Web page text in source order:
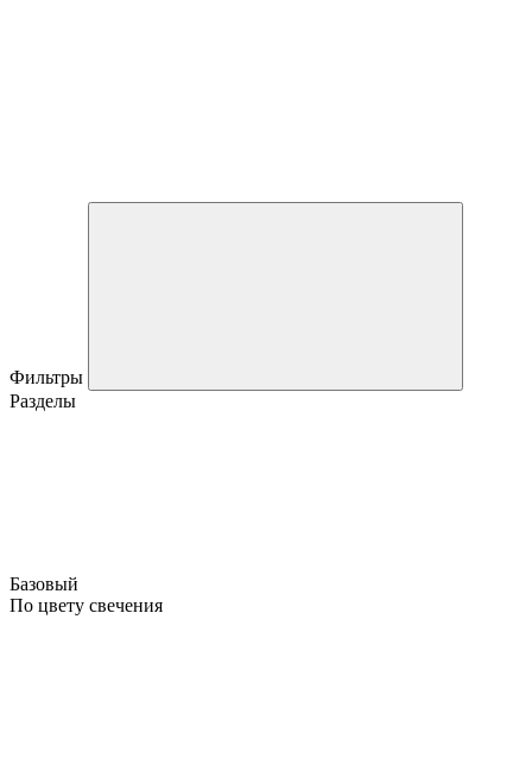
Фильтры
Разделы
Базовый
По цвету свечения